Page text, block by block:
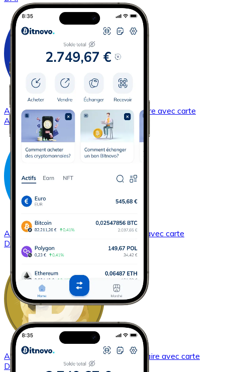
AcheterCardanoavec virement bancaire avec carte
ADA
AcheterDashavec virement bancaire
avec carte
DASH
AcheterDogecoin avec virement bancaire avec carte
DOGE